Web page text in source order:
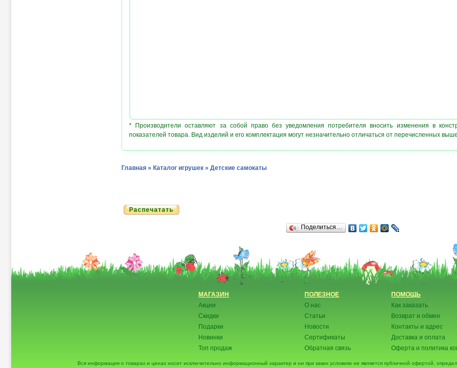
* Производители оставляют за собой право без уведомления потребителя вносить изменения в
показателей товара. Вид изделий и его комплектация могут незначительно отличаться от перечисленных
Главная » Каталог игрушек » Детские самокаты
Распечатать
Поделиться…
МАГАЗИН
Акции
Скидки
Подарки
Новинки
Топ продаж
ПОЛЕЗНОЕ
О нас
Статьи
Новости
Сертификаты
Обратная связь
ПОМОЩЬ
Как заказать
Возврат и обмен
Контакты и адрес
Доставка и оплата
Оферта и политика
Вся информация о товарах и ценах носит исключительно информационный характер и ни при каких условиях не является публичной офертой,